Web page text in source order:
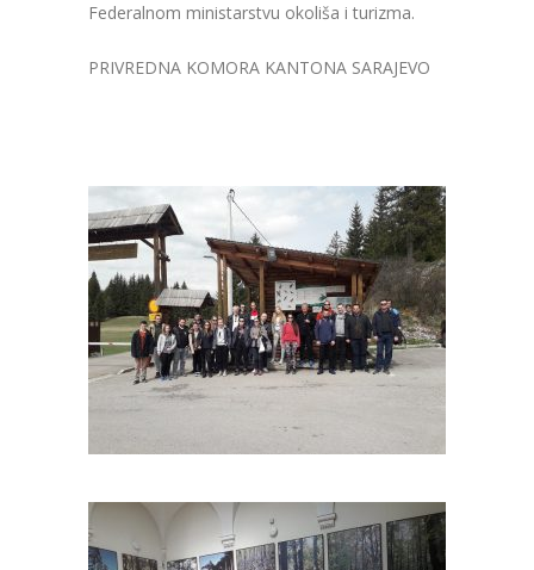
Federalnom ministarstvu okoliša i turizma.
PRIVREDNA KOMORA KANTONA SARAJEVO